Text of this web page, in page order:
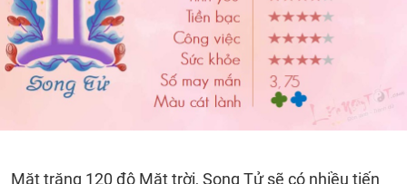
Mặt trăng 120 độ Mặt trời, Song Tử sẽ có nhiều tiến